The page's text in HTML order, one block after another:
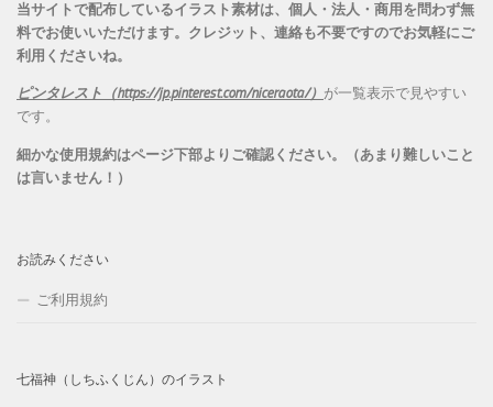
当サイトで配布しているイラスト素材は、個人・法人・商用を問わず無
料でお使いいただけます。 クレジット、連絡も不要ですのでお気軽にご
利用くださいね。
ピンタレスト（https://jp.pinterest.com/niceraota/） が一覧表示で見やすい
です。
細かな使用規約はページ下部よりご確認ください。（あまり難しいこと
は言いません！）
お読みください
ご利用規約
七福神（しちふくじん）のイラスト